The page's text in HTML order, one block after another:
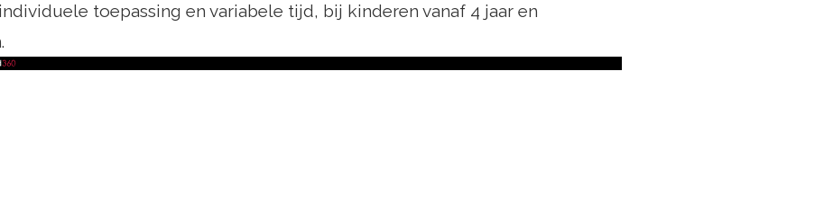
toepassing en variabele tijd, bij kinderen vanaf 4 jaar en